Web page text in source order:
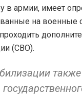
в армии, имеет
на военные
(СВО).